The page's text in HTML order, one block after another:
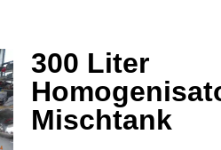
300 Liter
Mischtank